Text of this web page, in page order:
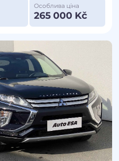
Особлива ціна
265 000 Kč